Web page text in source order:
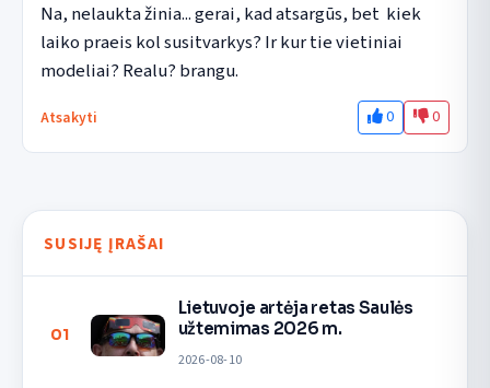
Na, nelaukta žinia... gerai, kad atsargūs, bet  kiek
laiko praeis kol susitvarkys? Ir kur tie vietiniai
modeliai? Realu? brangu.
Atsakyti 0 0
SUSIJĘ ĮRAŠAI
01
Lietuvoje artėja retas Saulės
užtemimas 2026 m.
2026-08-10